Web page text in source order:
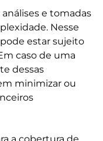
e tomadas
Nesse
estar sujeito
caso de uma
dessas
minimizar ou